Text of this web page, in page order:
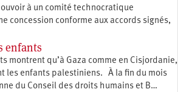
à un comité technocratique
concession conforme aux accords signés,
enfants
montrent qu’à Gaza comme en Cisjordanie,
les enfants palestiniens. À la fin du mois
du Conseil des droits humains et B…